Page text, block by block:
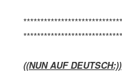
((NUN AUF DEUTSCH:))